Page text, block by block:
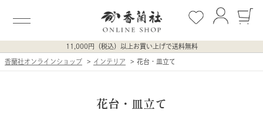
11,000円（税込）以上お買い上げで送料無料
香蘭社オンラインショップ インテリア 花台・皿立て
花台・皿立て